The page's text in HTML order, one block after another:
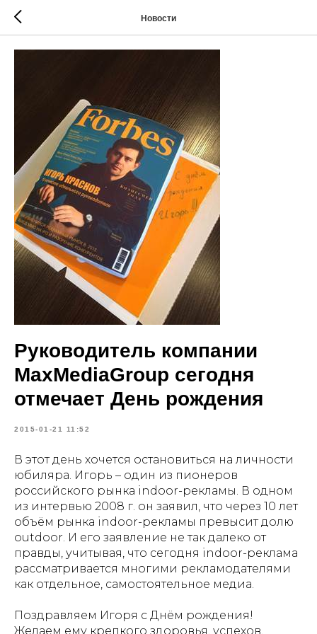
Новости
Руководитель компании
MaxMediaGroup сегодня
отмечает День рождения
2015-01-21 11:52
В этот день хочется остановиться на личности
юбиляра. Игорь – один из пионеров
российского рынка indoor-рекламы. В одном
из интервью 2008 г. он заявил, что через 10 лет
объём рынка indoor-рекламы превысит долю
outdoor. И его заявление не так далеко от
правды, учитывая, что сегодня indoor-реклама
рассматривается многими рекламодателями
как отдельное, самостоятельное медиа.
Поздравляем Игоря с Днём рождения!
Желаем ему крепкого здоровья, успехов,